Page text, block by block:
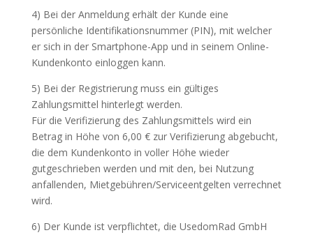
4) Bei der Anmeldung erhält der Kunde eine
persönliche Identifikationsnummer (PIN), mit welcher
er sich in der Smartphone-App und in seinem Online-
Kundenkonto einloggen kann.
5) Bei der Registrierung muss ein gültiges
Zahlungsmittel hinterlegt werden.
Für die Verifizierung des Zahlungsmittels wird ein
Betrag in Höhe von 6,00 € zur Verifizierung abgebucht,
die dem Kundenkonto in voller Höhe wieder
gutgeschrieben werden und mit den, bei Nutzung
anfallenden, Mietgebühren/Serviceentgelten verrechnet
wird.
6) Der Kunde ist verpflichtet, die UsedomRad GmbH